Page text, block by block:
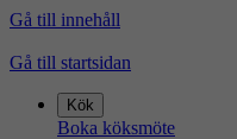
Gå till innehåll
Gå till startsidan
Kök
Boka köksmöte